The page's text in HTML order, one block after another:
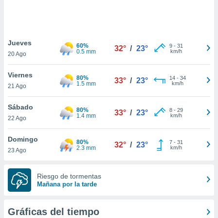
únicos
similares
como
sitio
de
posible
traten tus
en
Para
su
Jueves
20 Ago
60%
0.5 mm
32° / 23° 9- 31
km/h
Viernes
21 Ago
80%
1.5 mm
33° / 23° 14- 34
km/h
Sábado
22 Ago
80%
1.4 mm
33° / 23° 8- 29
km/h
Domingo
23 Ago
80%
2.3 mm
32° / 23° 7- 31
km/h
Riesgo de tormentas
Mañana por la tarde
Gráficas del tiempo